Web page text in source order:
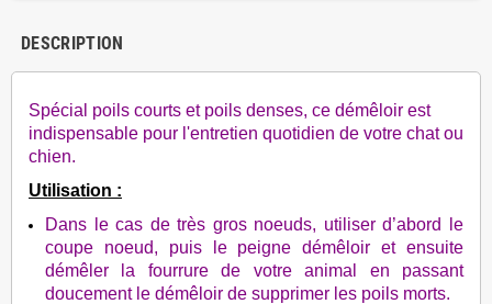
DESCRIPTION
Spécial poils courts et poils denses, ce démêloir est
indispensable pour l'entretien quotidien de votre chat ou
chien.
Utilisation :
Dans le cas de très gros noeuds, utiliser d’abord le
coupe noeud, puis le peigne démêloir et ensuite
démêler la fourrure de votre animal en passant
doucement le démêloir de supprimer les poils morts.